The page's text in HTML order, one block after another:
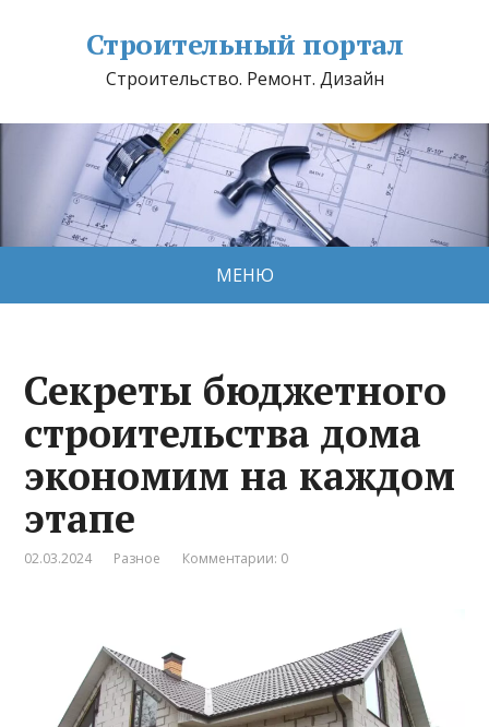
Строительный портал
Строительство. Ремонт. Дизайн
МЕНЮ
Секреты бюджетного
строительства дома
экономим на каждом
этапе
02.03.2024 Разное Комментарии: 0